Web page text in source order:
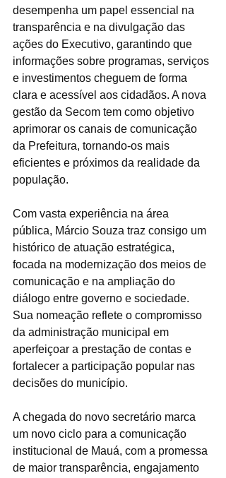
desempenha um papel essencial na
transparência e na divulgação das
ações do Executivo, garantindo que
informações sobre programas, serviços
e investimentos cheguem de forma
clara e acessível aos cidadãos. A nova
gestão da Secom tem como objetivo
aprimorar os canais de comunicação
da Prefeitura, tornando-os mais
eficientes e próximos da realidade da
população.
Com vasta experiência na área
pública, Márcio Souza traz consigo um
histórico de atuação estratégica,
focada na modernização dos meios de
comunicação e na ampliação do
diálogo entre governo e sociedade.
Sua nomeação reflete o compromisso
da administração municipal em
aperfeiçoar a prestação de contas e
fortalecer a participação popular nas
decisões do município.
A chegada do novo secretário marca
um novo ciclo para a comunicação
institucional de Mauá, com a promessa
de maior transparência, engajamento